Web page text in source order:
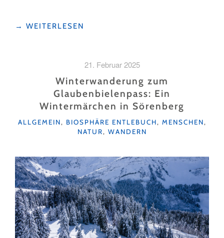
"#SCHRATTENGENUSS
→ WEITERLESEN
21. Februar 2025
Winterwanderung zum
Glaubenbielenpass: Ein
Wintermärchen in Sörenberg
KATEGORIEN
ALLGEMEIN, BIOSPHÄRE ENTLEBUCH, MENSCHEN,
NATUR, WANDERN